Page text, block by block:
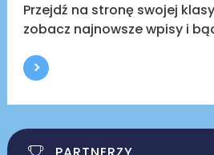
Przejdź na stronę swojej
zobacz najnowsze wpisy i